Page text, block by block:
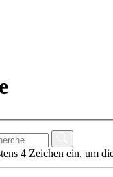
4 Zeichen ein, um